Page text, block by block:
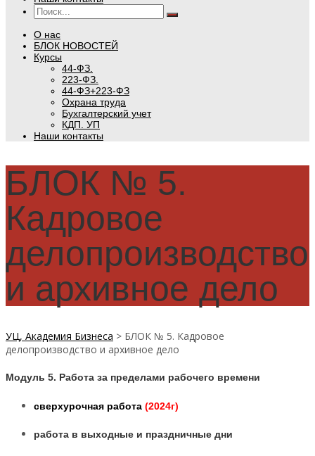
О нас
БЛОК НОВОСТЕЙ
Курсы
44-ФЗ.
223-ФЗ.
44-ФЗ+223-ФЗ
Охрана труда
Бухгалтерский учет
КДП. УП
Наши контакты
БЛОК № 5.
Кадровое
делопроизводство
и архивное дело
УЦ, Академия Бизнеса > БЛОК № 5. Кадровое
делопроизводство и архивное дело
Модуль 5. Работа за пределами рабочего времени
сверхурочная работа (2024г)
работа в выходные и праздничные дни